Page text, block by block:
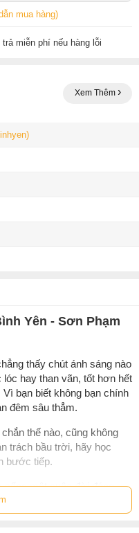
mua hàng)
miễn phí nếu hàng lỗi
Xem Thêm
Yên - Sơn Phạm
thấy chút ánh sáng nào
hay than vãn, tốt hơn hết
bạn biết không bạn chính
đêm sâu thẳm.
thế nào, cũng không
trách bầu trời, hãy học
bước tiếp.
sống một cuộc đời đáng
cả đời này mình không
nhà người ta, mơ ước về